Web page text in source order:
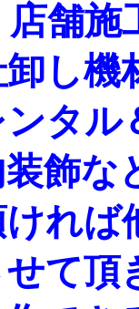
舗
し機
タル
装飾
れ
せて